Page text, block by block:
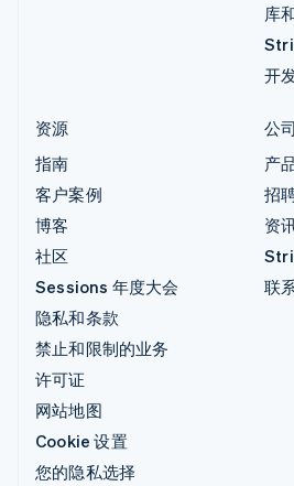
库
开
资源
指南
客户案例
博客
社区
Sessions 年度大会
隐私和条款
禁止和限制的业务
许可证
网站地图
Cookie 设置
您的隐私选择
公司
产
招
资
联